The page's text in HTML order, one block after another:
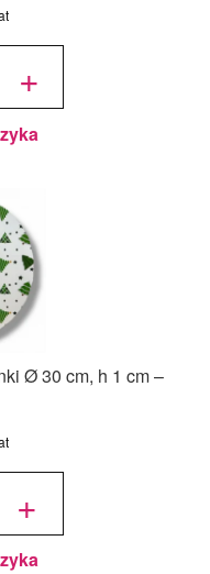
+
Ø 30 cm, h 1 cm –
+